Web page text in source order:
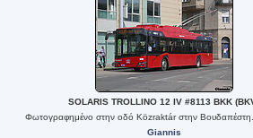
SOLARIS TROLLINO 12 IV #8113 BKK
Φωτογραφημένο στην οδό Közraktár στην
Giannis